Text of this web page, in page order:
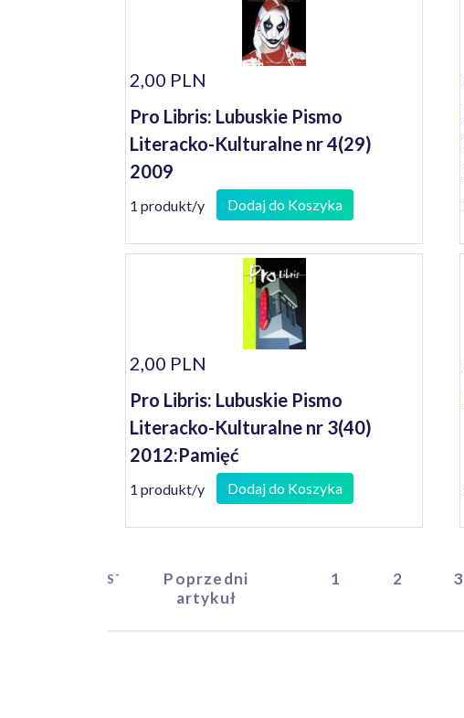
2,00 PLN
Pro Libris: Lubuskie Pismo
Literacko-Kulturalne nr 4(29)
2009
1 produkt/y Dodaj do Koszyka
2,00 PLN
Pro Libris: Lubuskie Pismo
Literacko-Kulturalne nr 3(40)
2012:Pamięć
1 produkt/y Dodaj do Koszyka
START
Poprzedni
artykuł
1 2 3